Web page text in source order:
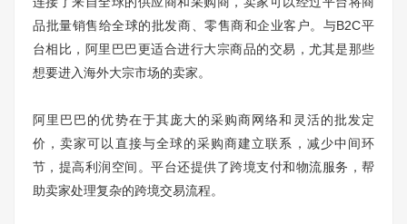
品批量销售给全球的批发商、零售商和企业客户。与B2C平
台相比，阿里巴巴更适合进行大宗商品的交易，尤其是那些
想要进入海外大宗市场的卖家。
阿里巴巴的优势在于其庞大的采购商网络和灵活的批发定
价，卖家可以直接与全球的采购商建立联系，减少中间环
节，提高利润空间。平台还提供了跨境支付和物流服务，帮
助卖家处理复杂的跨境交易流程。